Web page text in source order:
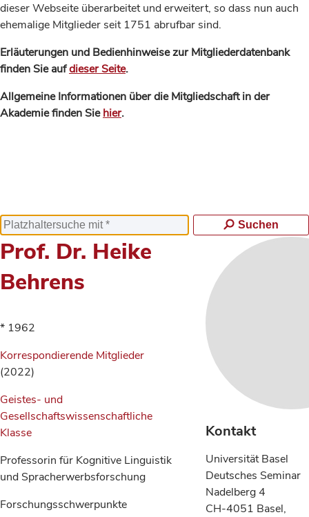
dieser Webseite überarbeitet und erweitert, so dass nun auch
ehemalige Mitglieder seit 1751 abrufbar sind.
Erläuterungen und Bedienhinweise zur Mitgliederdatenbank
finden Sie aufdieser Seite.
Allgemeine Informationen über die Mitgliedschaft in der
Akademie finden Siehier.
Suchen
Prof. Dr. Heike
Behrens
* 1962
Korrespondierende Mitglieder
(2022)
Geistes- und
Gesellschaftswissenschaftliche
Klasse
Professorin für Kognitive Linguistik
und Spracherwerbsforschung
Forschungsschwerpunkte
Kontakt
Universität Basel
Deutsches Seminar
Nadelberg 4
CH-4051 Basel,